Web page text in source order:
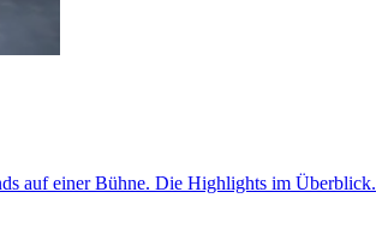
auf einer Bühne. Die Highlights im Überblick.